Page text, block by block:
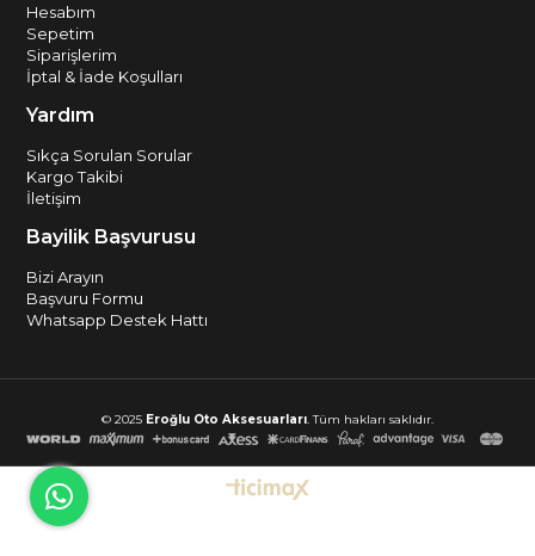
Hesabım
Sepetim
Siparişlerim
İptal & İade Koşulları
Yardım
Sıkça Sorulan Sorular
Kargo Takibi
İletişim
Bayilik Başvurusu
Bizi Arayın
Başvuru Formu
Whatsapp Destek Hattı
© 2025 Eroğlu Oto Aksesuarları . Tüm hakları saklıdır.